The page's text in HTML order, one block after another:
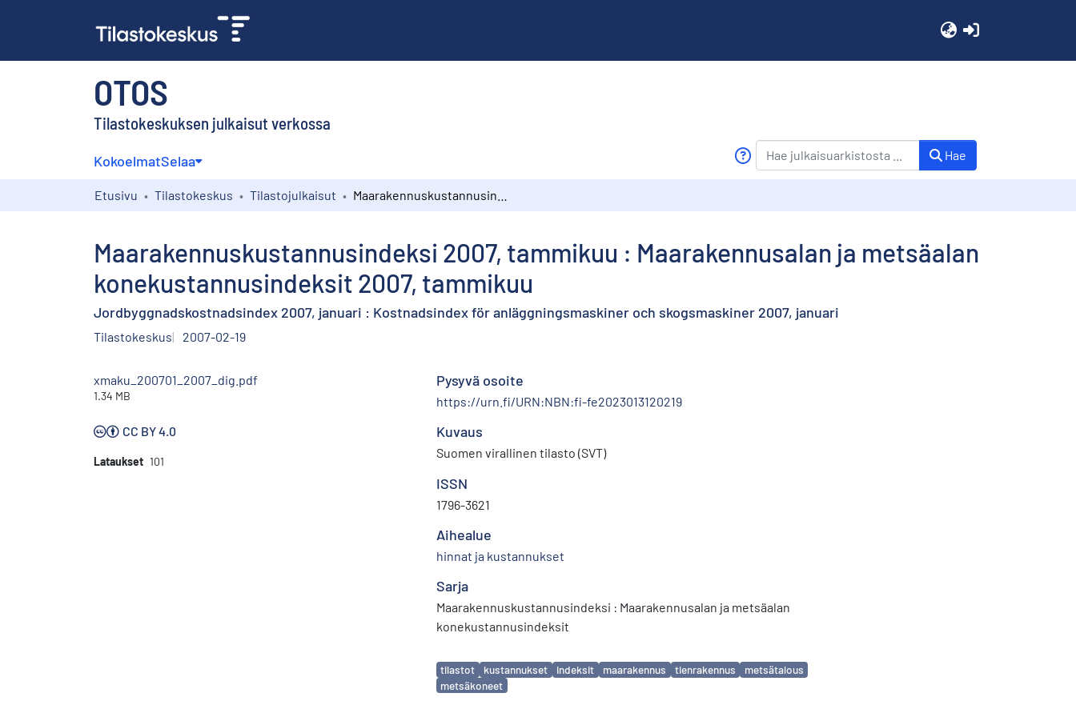
OTOS
Tilastokeskuksen julkaisut verkossa
KokoelmatSelaa Hae
Etusivu Tilastokeskus Tilastojulkaisut
Maarakennuskustannusindeksi 2007, tammikuu : Maarakennusalan ja metsäalan
konekustannusindeksit 2007, tammikuu
Jordbyggnadskostnadsindex 2007, januari : Kostnadsindex för anläggningsmaskiner och skogsmaskiner 2007, januari
Tilastokeskus 2007-02-19
xmaku_200701_2007_dig.pdf
1.34 MB
CC BY 4.0
Lataukset 101
Pysyvä osoite
https://urn.fi/URN:NBN:fi-fe2023013120219
Kuvaus
Suomen virallinen tilasto (SVT)
ISSN
1796-3621
Aihealue
hinnat ja kustannukset
Sarja
Maarakennuskustannusindeksi : Maarakennusalan ja metsäalan
konekustannusindeksit
Avainsanat
tilastot kustannukset indeksit maarakennus tienrakennus
metsätalous
metsäkoneet